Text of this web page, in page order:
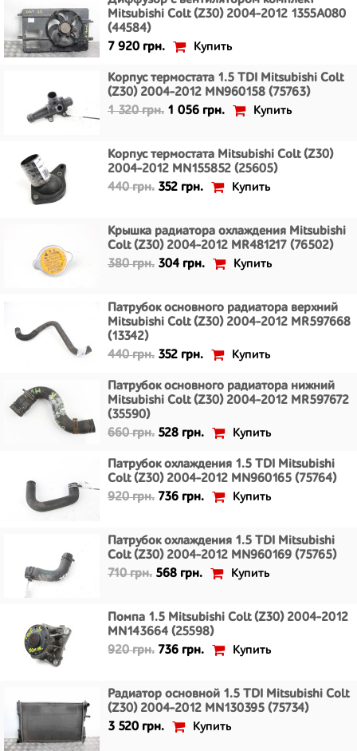
Mitsubishi Colt (Z30) 2004-2012 1355A080
(44584)
7 920 грн.
Купить
Корпус термостата 1.5 TDI Mitsubishi Colt
(Z30) 2004-2012 MN960158 (75763)
1 320 грн. 1 056 грн. Купить
Корпус термостата Mitsubishi Colt (Z30)
2004-2012 MN155852 (25605)
440 грн. 352 грн. Купить
Крышка радиатора охлаждения Mitsubishi
Colt (Z30) 2004-2012 MR481217 (76502)
380 грн. 304 грн. Купить
Патрубок основного радиатора верхний
Mitsubishi Colt (Z30) 2004-2012 MR597668
(13342)
440 грн. 352 грн. Купить
Патрубок основного радиатора нижний
Mitsubishi Colt (Z30) 2004-2012 MR597672
(35590)
660 грн. 528 грн. Купить
Патрубок охлаждения 1.5 TDI Mitsubishi
Colt (Z30) 2004-2012 MN960165 (75764)
920 грн. 736 грн. Купить
Патрубок охлаждения 1.5 TDI Mitsubishi
Colt (Z30) 2004-2012 MN960169 (75765)
710 грн. 568 грн. Купить
Помпа 1.5 Mitsubishi Colt (Z30) 2004-2012
MN143664 (25598)
920 грн. 736 грн. Купить
Радиатор основной 1.5 TDI Mitsubishi Colt
(Z30) 2004-2012 MN130395 (75734)
3 520 грн.
Купить